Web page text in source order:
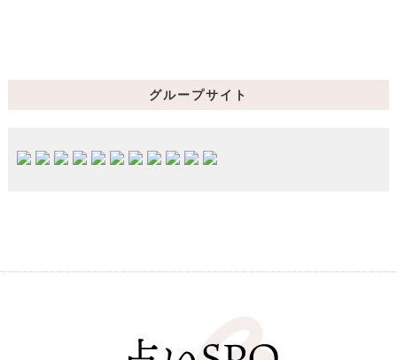
グループサイト